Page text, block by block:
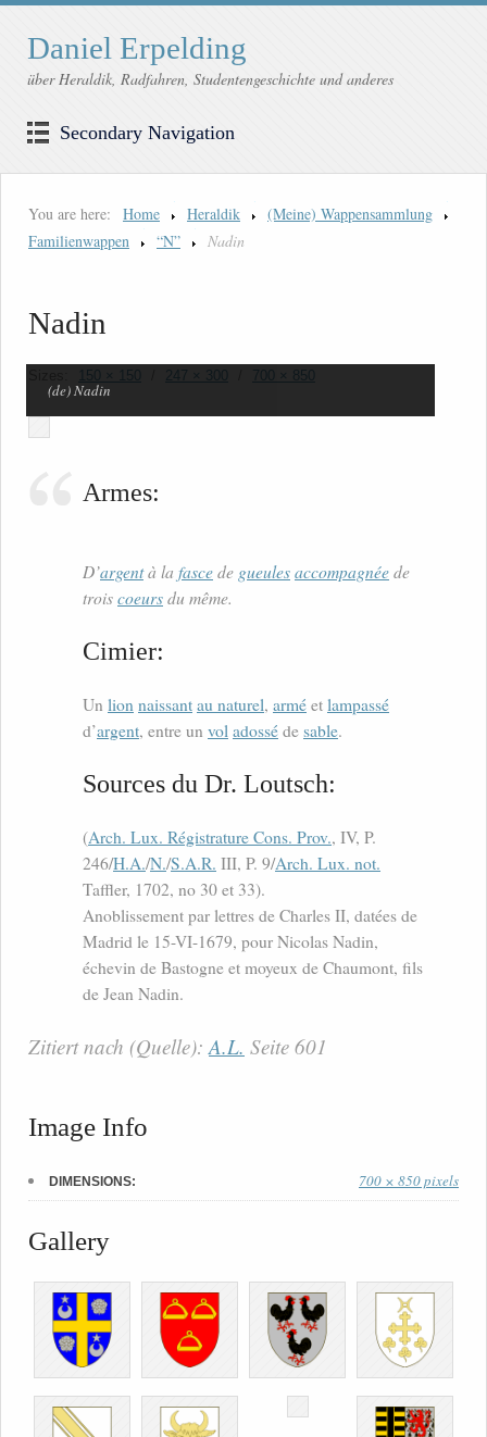
Daniel Erpelding
über Heraldik, Radfahren, Studentengeschichte und anderes
Secondary Navigation
You are here: Home Heraldik
(Meine) Wappensammlung
Familienwappen
“N” Nadin
Nadin
150 × 150 247 × 300 700 × 850
(de) Nadin
Armes:
D’argentà la fascede gueulesaccompagnéede
troiscoeursdu même.
Cimier:
Un lion naissant au naturel, armé et lampassé
d’argent, entre un vol adossé de sable.
Sources du Dr. Loutsch:
(Arch. Lux. Régistrature Cons. Prov., IV, P.
246/H.A./N./S.A.R. III, P. 9/Arch. Lux. not.
Taffler, 1702, no 30 et 33).
Anoblissement par lettres de Charles II, datées de
Madrid le 15-VI-1679, pour Nicolas Nadin,
échevin de Bastogne et moyeux de Chaumont, fils
de Jean Nadin.
Zitiert nach (Quelle):A.L. Seite 601
Image Info
DIMENSIONS: 700 × 850 pixels
Gallery